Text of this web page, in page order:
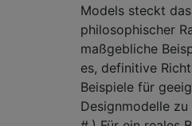
Models steckt
philosophischer
maßgebliche
es, definitive
Beispiele für
Designmodelle